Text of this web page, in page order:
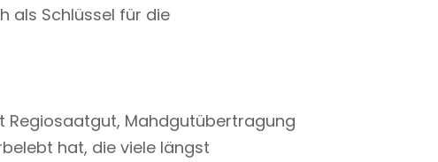
als Schlüssel für die
Regiosaatgut, Mahdgutübertragung
hat, die viele längst